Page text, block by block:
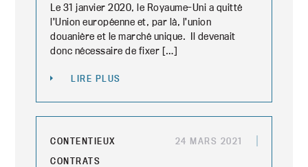
Le 31 janvier 2020, le Royaume-Uni a quitté
l’Union européenne et, par là, l’union
douanière et le marché unique. Il devenait
donc nécessaire de fixer […]
LIRE PLUS
CONTENTIEUX
CONTRATS
24 MARS 2021